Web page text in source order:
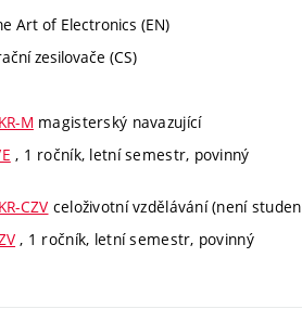
Art of Electronics (EN)
zesilovače (CS)
M magisterský navazující
, 1 ročník, letní semestr, povinný
CZV celoživotní vzdělávání (není
, 1 ročník, letní semestr, povinný